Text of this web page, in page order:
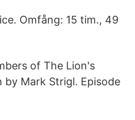
Omfång: 15 tim., 49
of The Lion's
by Mark Strigl. Episode